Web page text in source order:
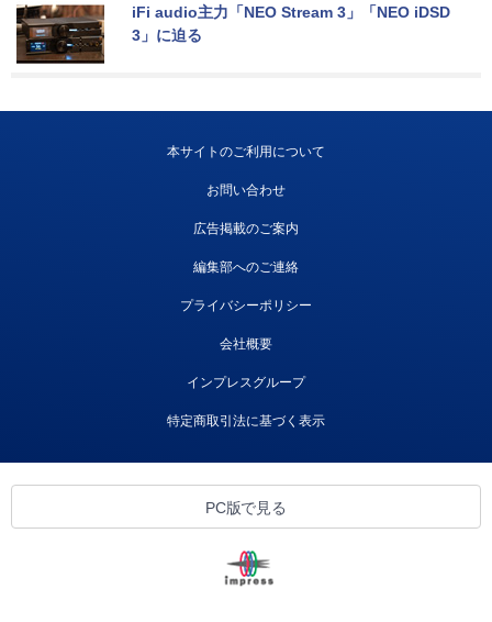
iFi audio主力「NEO Stream 3」「NEO iDSD
3」に迫る
本サイトのご利用について
お問い合わせ
広告掲載のご案内
編集部へのご連絡
プライバシーポリシー
会社概要
インプレスグループ
特定商取引法に基づく表示
PC版で見る